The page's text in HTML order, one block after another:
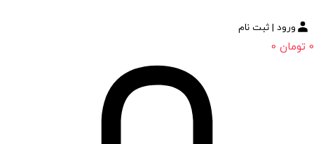
ورود | ثبت نام
0 تومان 0